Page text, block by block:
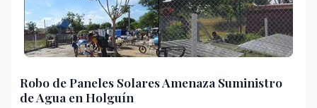
Robo de Paneles Solares Amenaza Suministro
de Agua en Holguín